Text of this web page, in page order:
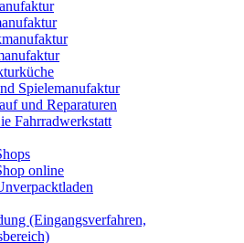
Spielemanufaktur
und Reparaturen
Fahrradwerkstatt
online
(Eingangsverfahren,